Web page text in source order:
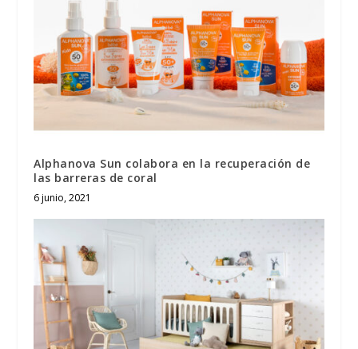
Alphanova Sun colabora en la recuperación de
las barreras de coral
6 junio, 2021